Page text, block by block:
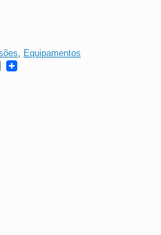
Equipamentos
P